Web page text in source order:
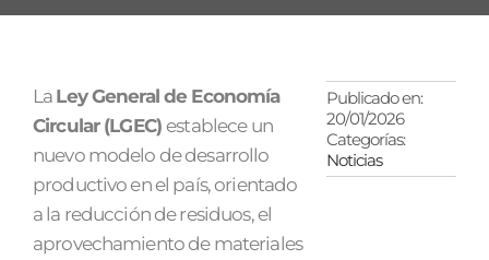
LaLey General de Economía
Circular (LGEC)establece un
nuevo modelo de desarrollo
productivo en el país, orientado
a la reducción de residuos, el
aprovechamiento de materiales
Publicado en:
20/01/2026
Categorías:
Noticias